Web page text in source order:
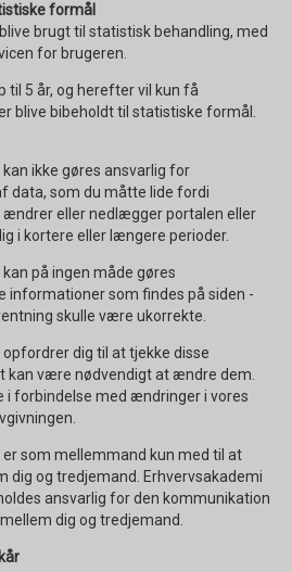
formål
brugt til statistisk behandling, med
for brugeren.
til 5 år, og herefter vil kun få
blive bibeholdt til statistiske formål.
ikke gøres ansvarlig for
data, som du måtte lide fordi
ændrer eller nedlægger portalen eller
i kortere eller længere perioder.
på ingen måde gøres
informationer som findes på siden -
skulle være ukorrekte.
dig til at tjekke disse
kan være nødvendigt at ændre dem.
i forbindelse med ændringer i vores
som mellemmand kun med til at
dig og tredjemand. Erhvervsakademi
ansvarlig for den kommunikation
dig og tredjemand.